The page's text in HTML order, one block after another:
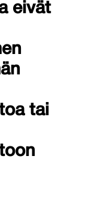
eivät
tai